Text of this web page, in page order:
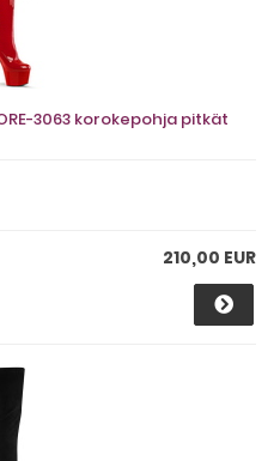
3063 korokepohja pitkät
210,00 EUR